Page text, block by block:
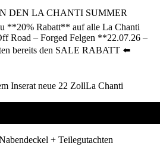
DEN LA CHANTI SUMMER
**20% Rabatt** auf alle La Chanti
Road – Forged Felgen **22.07.26 –
bereits den SALE RABATT ⬅️
Inserat neue 22 ZollLa Chanti
+ Teilegutachten